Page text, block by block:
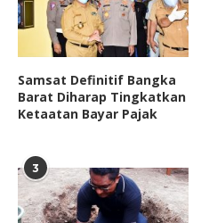
Samsat Definitif Bangka
Barat Diharap Tingkatkan
Ketaatan Bayar Pajak
3